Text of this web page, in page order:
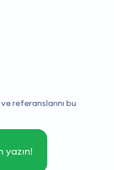
referanslarını bu
yazın!